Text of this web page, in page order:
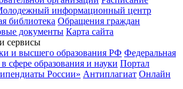
информационный центр
библиотека Обращения граждан
документы Карта сайта
сервисы
и высшего образования РФ Федеральная
сфере образования и науки Портал
России» Антиплагиат Онлайн